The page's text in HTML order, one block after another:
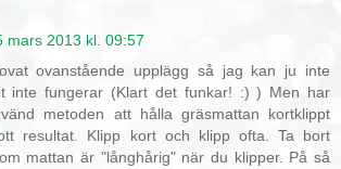
mars 2013 kl. 09:57
ovanstående upplägg så jag kan ju inte
inte fungerar (Klart det funkar! :) ) Men har
metoden att hålla gräsmattan kortklippt
resultat. Klipp kort och klipp ofta. Ta bort
mattan är "långhårig" när du klipper. På så